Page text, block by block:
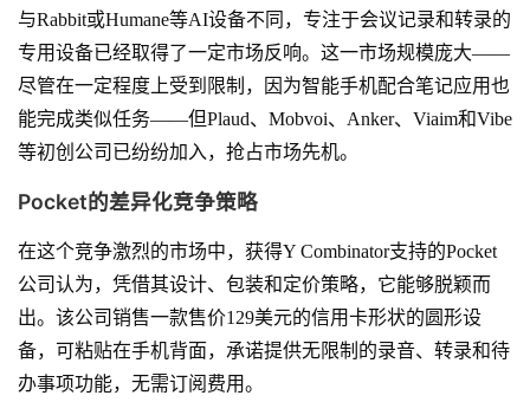
与Rabbit或Humane等AI设备不同，专注于会议记录和转录的
专用设备已经取得了一定市场反响。这一市场规模庞大——
尽管在一定程度上受到限制，因为智能手机配合笔记应用也
能完成类似任务——但Plaud、Mobvoi、Anker、Viaim和Vibe
等初创公司已纷纷加入，抢占市场先机。
Pocket的差异化竞争策略
在这个竞争激烈的市场中，获得Y Combinator支持的Pocket
公司认为，凭借其设计、包装和定价策略，它能够脱颖而
出。该公司销售一款售价129美元的信用卡形状的圆形设
备，可粘贴在手机背面，承诺提供无限制的录音、转录和待
办事项功能，无需订阅费用。